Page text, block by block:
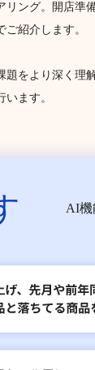
ング。開店準
紹介します。
をより深く理
ます。
AI機